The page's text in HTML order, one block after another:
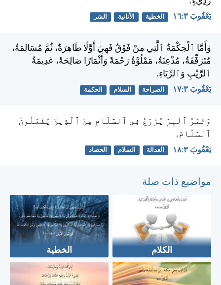
يَعْقُوبَ ٣:‏١٦ الخطية الأنانية الشر
وَأَمَّا ٱلْحِكْمَةُ ٱلَّتِي مِنْ فَوْقُ فَهِيَ أَوَّلًا طَاهِرَةٌ، ثُمَّ مُسَالِمَةٌ،
مُتَرَفِّقَةٌ، مُذْعِنَةٌ، مَمْلُوَّةٌ رَحْمَةً وَأَثْمَارًا صَالِحَةً، عَدِيمَةُ
ٱلرَّيْبِ وَٱلرِّيَاءِ.
يَعْقُوبَ ٣:‏١٧ الصراحة السلام الحكمة
وَثَمَرُ ٱلْبِرِّ يُزْرَعُ فِي ٱلسَّلَامِ مِنَ ٱلَّذِينَ يَفْعَلُونَ
ٱلسَّلَامَ.
يَعْقُوبَ ٣:‏١٨ العدالة السلام الحصاد
مواضيع ذات صلة
الكلام الخطية